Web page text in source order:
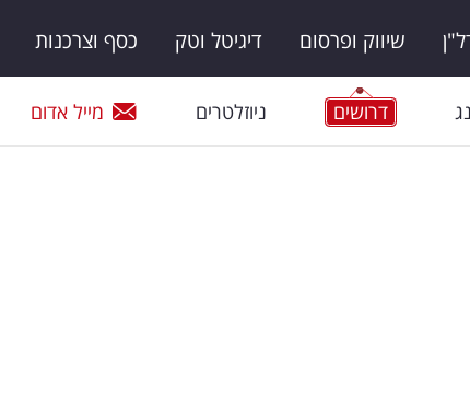
שיווק ופרסום דיגיטל וטק כסף וצרכנות
דרושים ניוזלטרים מייל אדום